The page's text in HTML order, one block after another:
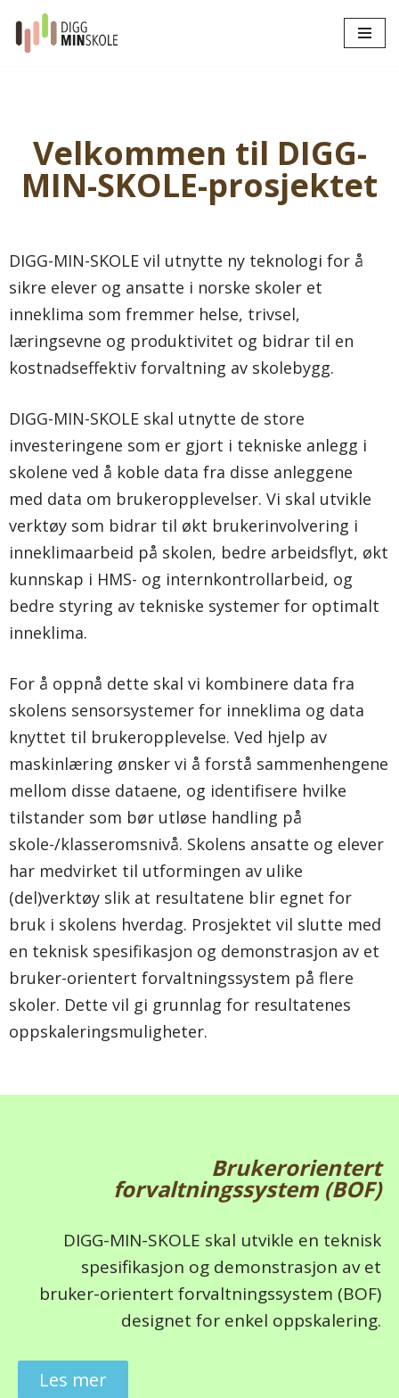
Hopp
Velkommen til DIGG-
MIN-SKOLE-prosjektet
DIGG-MIN-SKOLE vil utnytte ny teknologi for å
sikre elever og ansatte i norske skoler et
inneklima som fremmer helse, trivsel,
læringsevne og produktivitet og bidrar til en
kostnadseffektiv forvaltning av skolebygg.
DIGG-MIN-SKOLE skal utnytte de store
investeringene som er gjort i tekniske anlegg i
skolene ved å koble data fra disse anleggene
med data om brukeropplevelser. Vi skal utvikle
verktøy som bidrar til økt brukerinvolvering i
inneklimaarbeid på skolen, bedre arbeidsflyt, økt
kunnskap i HMS- og internkontrollarbeid, og
bedre styring av tekniske systemer for optimalt
inneklima.
For å oppnå dette skal vi kombinere data fra
skolens sensorsystemer for inneklima og data
knyttet til brukeropplevelse. Ved hjelp av
maskinlæring ønsker vi å forstå sammenhengene
mellom disse dataene, og identifisere hvilke
tilstander som bør utløse handling på
skole-/klasseromsnivå. Skolens ansatte og elever
har medvirket til utformingen av ulike
(del)verktøy slik at resultatene blir egnet for
bruk i skolens hverdag. Prosjektet vil slutte med
en teknisk spesifikasjon og demonstrasjon av et
bruker-orientert forvaltningssystem på flere
skoler. Dette vil gi grunnlag for resultatenes
oppskaleringsmuligheter.
Brukerorientert
forvaltningssystem (BOF)
DIGG-MIN-SKOLE skal utvikle en teknisk
spesifikasjon og demonstrasjon av et
bruker-orientert forvaltningssystem (BOF)
designet for enkel oppskalering.
Les mer